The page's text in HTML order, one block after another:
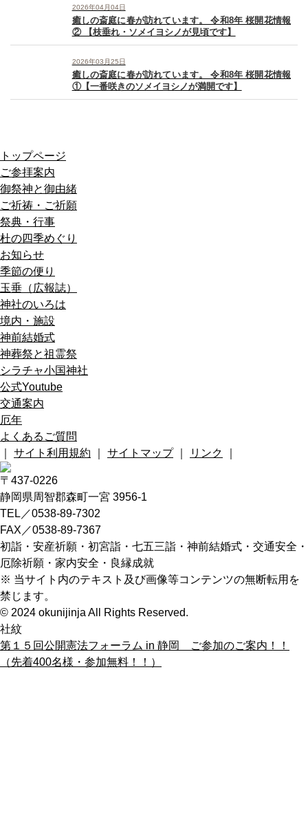
2026年04月04日
癒しの斎庭に春が訪れています。 令和8年 桜開花情報
② 【枝垂れ・ソメイヨシノが見頃です】
2026年03月25日
癒しの斎庭に春が訪れています。 令和8年 桜開花情報
①【一番咲きのソメイヨシノが満開です】
トップページ
ご参拝案内
御祭神と御由緒
ご祈祷・ご祈願
祭典・行事
杜の四季めぐり
お知らせ
季節の便り
玉垂（広報誌）
神社のいろは
境内・施設
神前結婚式
神葬祭と祖霊祭
シラチャ小国神社
公式Youtube
交通案内
厄年
よくあるご質問
サイト利用規約 サイトマップ｜ リンク
〒437-0226
静岡県周智郡森町一宮 3956-1
TEL／0538-89-7302
FAX／0538-89-7367
初詣・安産祈願・初宮詣・七五三詣・神前結婚式・交通安全・
厄除祈願・家内安全・良縁成就
※ 当サイト内のテキスト及び画像等コンテンツの無断転用を
禁じます。
© 2024 okunijinja All Rights Reserved.
社紋
第１５回公開憲法フォーラム in 静岡 ご参加のご案内！！
（先着400名様・参加無料！！）